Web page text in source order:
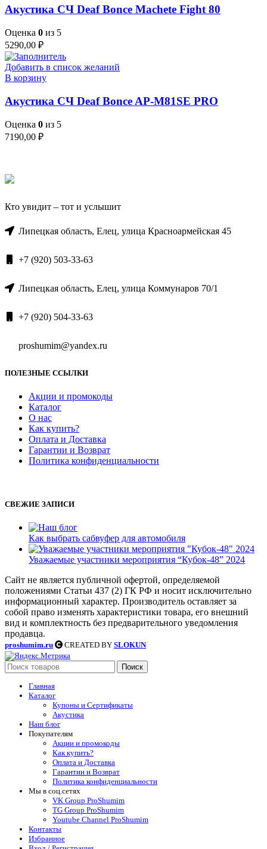
Акустика СЧ Deaf Bonce Machete Fight 80
Оценка 0 из 5
5290,00 ₽
Добавить в список желаний
В корзину
Акустика СЧ Deaf Bonce AP-M81SE PRO
Оценка 0 из 5
7190,00 ₽
Кто увидит – тот и услышит
Липецкая область, Елец, улица Красноармейская 45
+7 (920) 503-33-63
Липецкая область, Елец, улица Коммунаров 70/1
+7 (920) 504-33-63
proshumim@yandex.ru
ПОЛЕЗНЫЕ ССЫЛКИ
Акции и промокоды
Каталог
О нас
Как купить?
Оплата и Доставка
Гарантии и Возврат
Политика конфиденциальности
СВЕЖИЕ ЗАПИСИ
Как выбрать сабвуфер для автомобиля
Уважаемые участники мероприятия “Кубок-48” 2024
Сайт не является публичной офертой, определяемой
положениями Статьи 437 (2) ГК РФ и носит исключительно
информационный характер. Производитель оставляет за
собой право изменять характеристики товара, его внешний
вид и комплектность без предварительного уведомления
продавца.
proshumim.ru CREATED BY SLOKUN
Поиск
Главная
Каталог
Купоны и Сертификаты
Акустика
Наш блог
Покупателям
Акции и промокоды
Как купить?
Оплата и Доставка
Гарантии и Возврат
Политика конфиденциальности
Мы в соц.сетях
VK Group ProShumim
TG Group ProShumim
Youtube Channel ProShumim
Контакты
Избранное